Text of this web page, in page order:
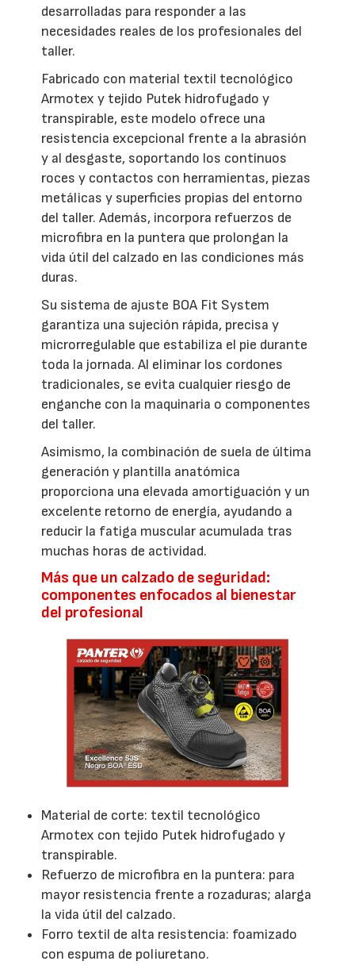
desarrolladas para responder a las
necesidades reales de los profesionales del
taller.
Fabricado con material textil tecnológico
Armotex y tejido Putek hidrofugado y
transpirable, este modelo ofrece una
resistencia excepcional frente a la abrasión
y al desgaste, soportando los continuos
roces y contactos con herramientas, piezas
metálicas y superficies propias del entorno
del taller. Además, incorpora refuerzos de
microfibra en la puntera que prolongan la
vida útil del calzado en las condiciones más
duras.
Su sistema de ajuste BOA Fit System
garantiza una sujeción rápida, precisa y
microrregulable que estabiliza el pie durante
toda la jornada. Al eliminar los cordones
tradicionales, se evita cualquier riesgo de
enganche con la maquinaria o componentes
del taller.
Asimismo, la combinación de suela de última
generación y plantilla anatómica
proporciona una elevada amortiguación y un
excelente retorno de energía, ayudando a
reducir la fatiga muscular acumulada tras
muchas horas de actividad.
Más que un calzado de seguridad:
componentes enfocados al bienestar
del profesional
Material de corte: textil tecnológico
Armotex con tejido Putek hidrofugado y
transpirable.
Refuerzo de microfibra en la puntera: para
mayor resistencia frente a rozaduras; alarga
la vida útil del calzado.
Forro textil de alta resistencia: foamizado
con espuma de poliuretano.